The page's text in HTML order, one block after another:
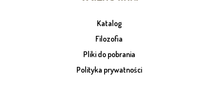
Katalog
Filozofia
Pliki do pobrania
Polityka prywatności